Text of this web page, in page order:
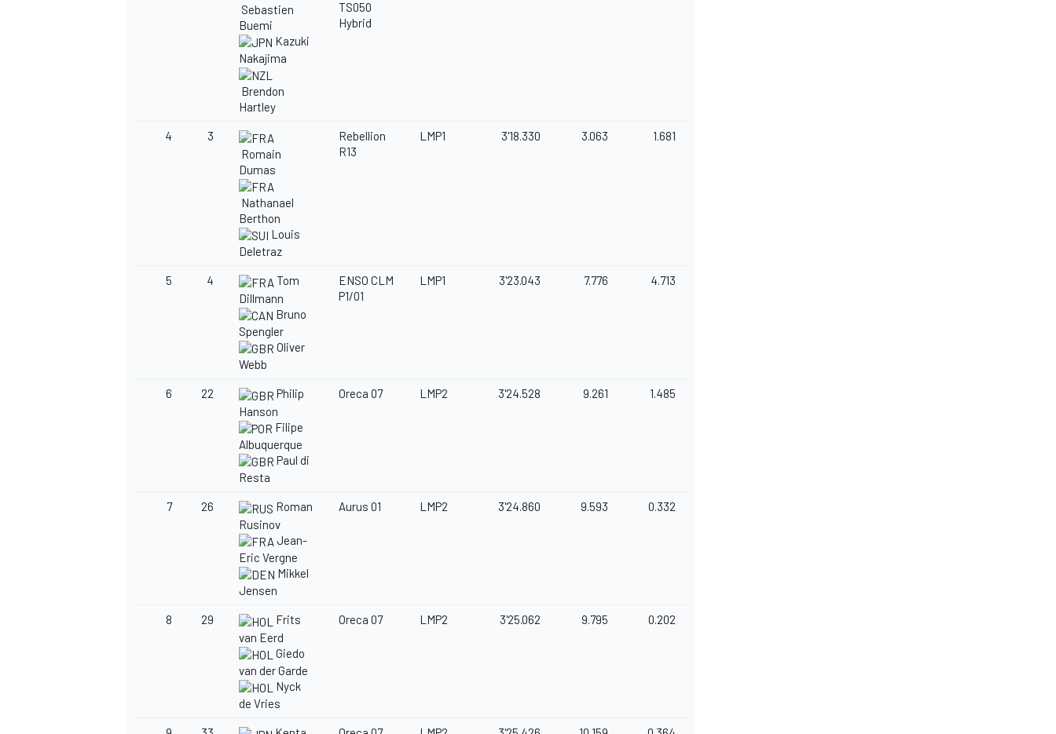
Sebastien
Buemi
Kazuki
Nakajima
Brendon
Hartley
TS050
Hybrid
4
3
Romain
Dumas
Nathanael
Berthon
Louis
Deletraz
Rebellion
R13
LMP1 3'18.330 3.063 1.681
5 4
Tom
Dillmann
Bruno
Spengler
Oliver
Webb
ENSO CLM
P1/01
LMP1 3'23.043 7.776 4.713
6 22
Philip
Hanson
Filipe
Albuquerque
Paul di
Resta
Oreca 07 LMP2 3'24.528 9.261 1.485
7 26
Roman
Rusinov
Jean-
Eric Vergne
Mikkel
Jensen
Aurus 01 LMP2 3'24.860 9.593 0.332
8 29
Frits
van Eerd
Giedo
van der Garde
Nyck
de Vries
Oreca 07 LMP2 3'25.062 9.795 0.202